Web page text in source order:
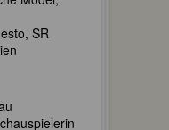
SR